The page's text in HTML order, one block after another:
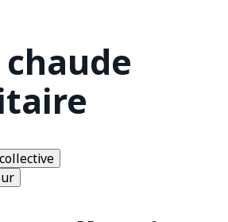
chaude